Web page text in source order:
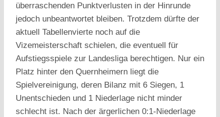
überraschenden Punktverlusten in der Hinrunde
jedoch unbeantwortet bleiben. Trotzdem dürfte der
aktuell Tabellenvierte noch auf die
Vizemeisterschaft schielen, die eventuell für
Aufstiegsspiele zur Landesliga berechtigen. Nur ein
Platz hinter den Quernheimern liegt die
Spielvereinigung, deren Bilanz mit 6 Siegen, 1
Unentschieden und 1 Niederlage nicht minder
schlecht ist. Nach der ärgerlichen 0:1-Niederlage